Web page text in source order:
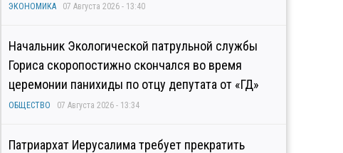
ЭКОНОМИКА 07 Августа 2026 - 13:40
Начальник Экологической патрульной службы
Гориса скоропостижно скончался во время
церемонии панихиды по отцу депутата от «ГД»
ОБЩЕСТВО 07 Августа 2026 - 13:34
Патриархат Иерусалима требует прекратить